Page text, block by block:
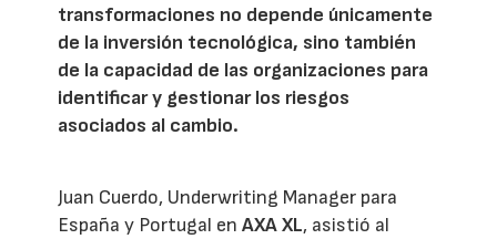
transformaciones no depende únicamente
de la inversión tecnológica, sino también
de la capacidad de las organizaciones para
identificar y gestionar los riesgos
asociados al cambio.
Juan Cuerdo, Underwriting Manager para
España y Portugal enAXA XL, asistió al